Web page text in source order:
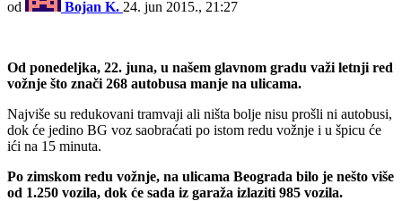
od Bojan K. 24. jun 2015., 21:27
Od ponedeljka, 22. juna, u našem glavnom gradu važi letnji red
vožnje što znači 268 autobusa manje na ulicama.
Najviše su redukovani tramvaji ali ništa bolje nisu prošli ni autobusi,
dok će jedino BG voz saobraćati po istom redu vožnje i u špicu će
ići na 15 minuta.
Po zimskom redu vožnje, na ulicama Beograda bilo je nešto više
od 1.250 vozila, dok će sada iz garaža izlaziti 985 vozila.